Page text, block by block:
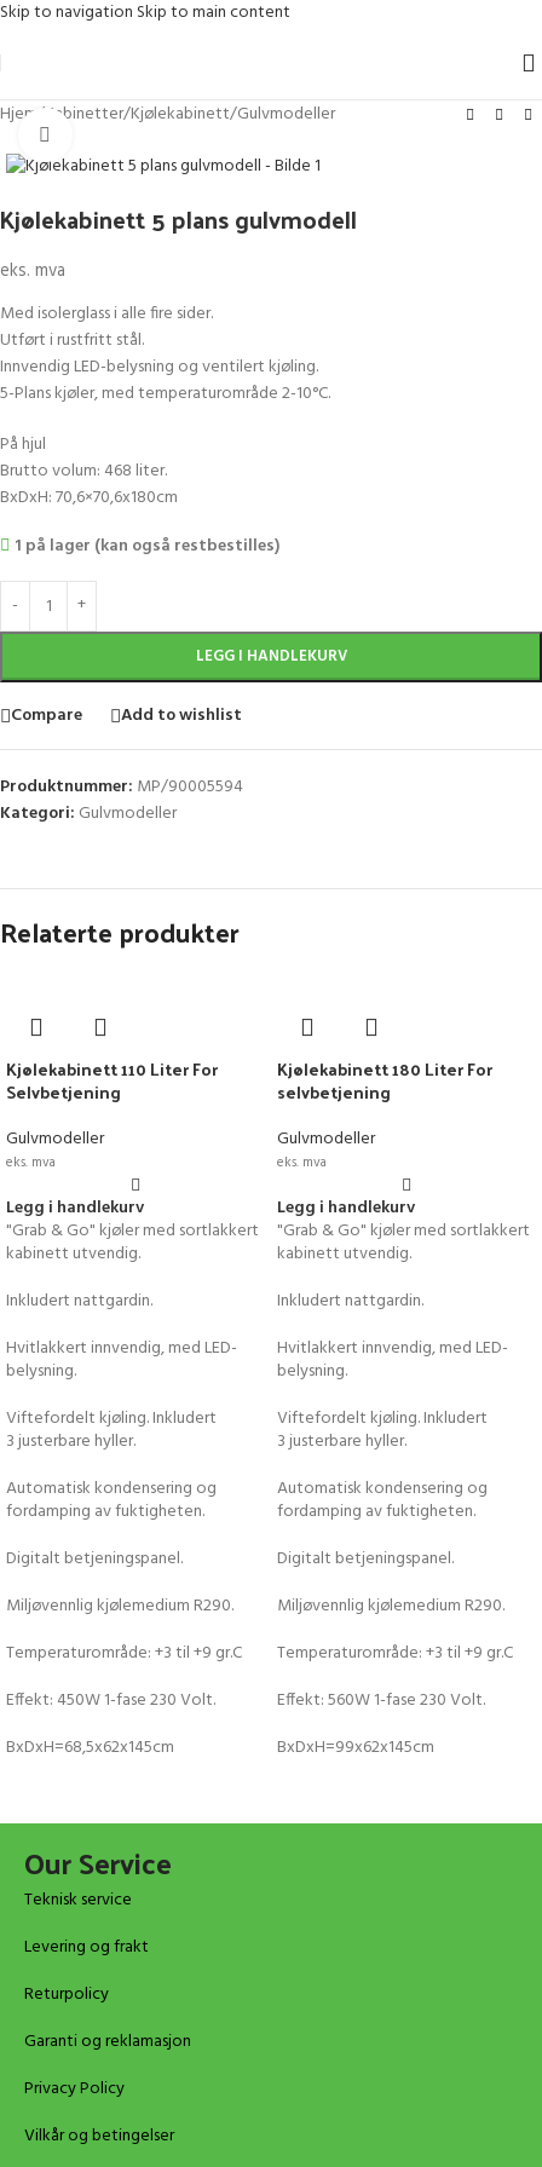
Skip to navigation Skip to main content
Hjem / Kabinetter/Kjølekabinett/Gulvmodeller
Kjølekabinett 5 plans gulvmodell
eks. mva
Med isolerglass i alle fire sider.
Utført i rustfritt stål.
Innvendig LED-belysning og ventilert kjøling.
5-Plans kjøler, med temperaturområde 2-10°C.
På hjul
Brutto volum: 468 liter.
BxDxH: 70,6×70,6x180cm
1 på lager (kan også restbestilles)
LEGG I HANDLEKURV
Compare Add to wishlist
Produktnummer: MP/90005594
Kategori: Gulvmodeller
Relaterte produkter
Kjølekabinett 110 Liter For
Selvbetjening
Gulvmodeller
eks. mva
Legg i handlekurv
"Grab & Go" kjøler med sortlakkert
kabinett utvendig.
Inkludert nattgardin.
Hvitlakkert innvendig, med LED-
belysning.
Viftefordelt kjøling. Inkludert
3 justerbare hyller.
Automatisk kondensering og
fordamping av fuktigheten.
Digitalt betjeningspanel.
Miljøvennlig kjølemedium R290.
Temperaturområde: +3 til +9 gr.C
Effekt: 450W 1-fase 230 Volt.
BxDxH=68,5x62x145cm
Kjølekabinett 180 Liter For
selvbetjening
Gulvmodeller
eks. mva
Legg i handlekurv
"Grab & Go" kjøler med sortlakkert
kabinett utvendig.
Inkludert nattgardin.
Hvitlakkert innvendig, med LED-
belysning.
Viftefordelt kjøling. Inkludert
3 justerbare hyller.
Automatisk kondensering og
fordamping av fuktigheten.
Digitalt betjeningspanel.
Miljøvennlig kjølemedium R290.
Temperaturområde: +3 til +9 gr.C
Effekt: 560W 1-fase 230 Volt.
BxDxH=99x62x145cm
Our Service
Teknisk service
Levering og frakt
Returpolicy
Garanti og reklamasjon
Privacy Policy
Vilkår og betingelser